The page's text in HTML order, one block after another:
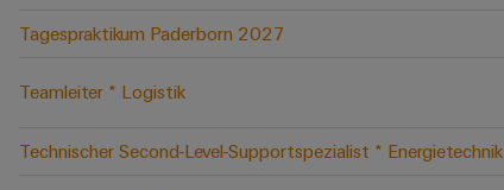
Tagespraktikum Paderborn 2027
Teamleiter * Logistik
Technischer Second-Level-Supportspezialist * Energietechnik